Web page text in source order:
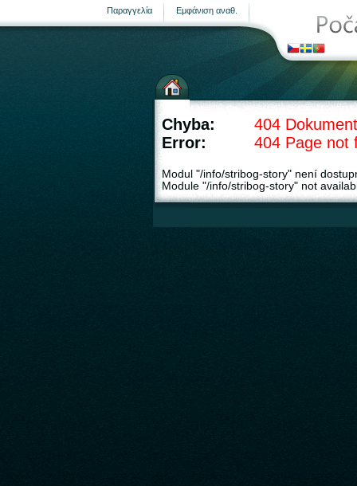
Εμφάνιση αναθ.
Παραγγελία
σελίδα
Chyba:
404
Error:
404 Page not
Modul "/info/stribog-story" není
Module "/info/stribog-story" not